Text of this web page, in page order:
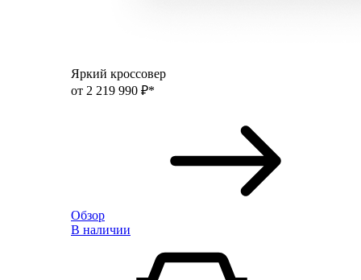
Яркий кроссовер
от 2 219 990 ₽*
Обзор
В наличии